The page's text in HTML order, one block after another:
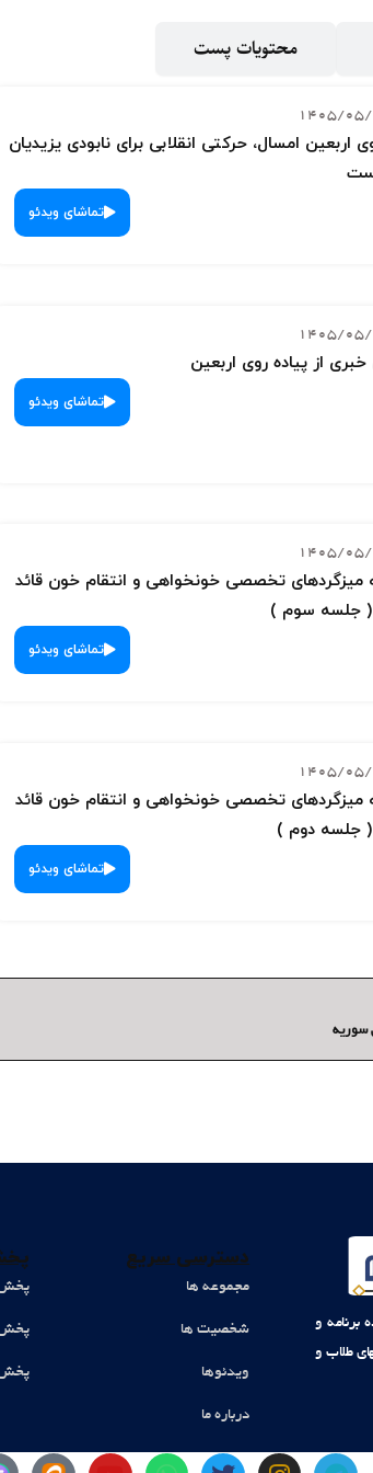
محتویات پست
1405/
اربعین امسال، حرکتی انقلابی برای نابودی یزیدیان
تماشای ویدئو
1405/05/
از پیاده روی اربعین
تماشای ویدئو
1405/05/
میزگردهای تخصصی خونخواهی و انتقام خون قائد
جلسه سوم )
تماشای ویدئو
1405/
میزگردهای تخصصی خونخواهی و انتقام خون قائد
جلسه دوم )
تماشای ویدئو
سوریه
و
طلاب و
دسترسی سریع
مجموعه ها
شخصیت ها
ویدئوها
درباره ما
پخش
پخش
پخش
T
I
T
W
Y